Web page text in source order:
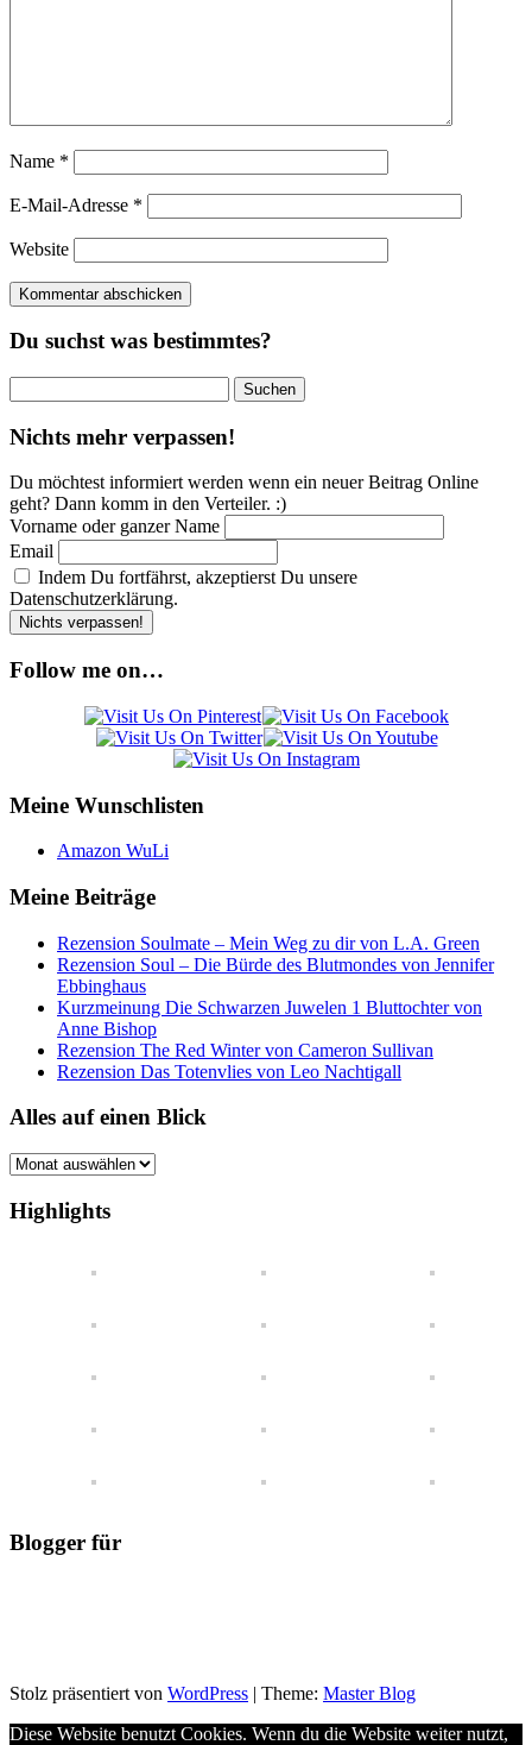
Name *
E-Mail-Adresse *
Website
Du suchst was bestimmtes?
nach:
Nichts mehr verpassen!
Du möchtest informiert werden wenn ein neuer Beitrag Online
geht? Dann komm in den Verteiler. :)
Vorname oder ganzer Name
Email
Indem Du fortfährst, akzeptierst Du unsere
Datenschutzerklärung.
Follow me on…
Meine Wunschlisten
Amazon WuLi
Meine Beiträge
Rezension Soulmate – Mein Weg zu dir von L.A. Green
Rezension Soul – Die Bürde des Blutmondes von Jennifer
Ebbinghaus
Kurzmeinung Die Schwarzen Juwelen 1 Bluttochter von
Anne Bishop
Rezension The Red Winter von Cameron Sullivan
Rezension Das Totenvlies von Leo Nachtigall
Alles auf einen Blick
Alles
einen
Blick
Highlights
Blogger für
Stolz präsentiert von WordPress | Theme: Master Blog
Diese Website benutzt Cookies. Wenn du die Website weiter nutzt,